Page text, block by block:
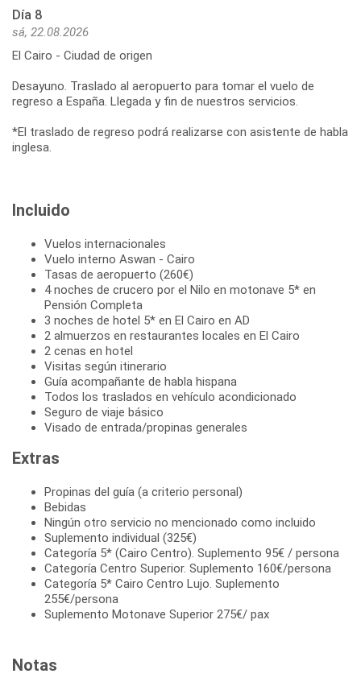
Día 8
sá, 22.08.2026
El Cairo - Ciudad de origen
Desayuno. Traslado al aeropuerto para tomar el vuelo de
regreso a España. Llegada y fin de nuestros servicios.
*El traslado de regreso podrá realizarse con asistente de habla
inglesa.
Incluido
Vuelos internacionales
Vuelo interno Aswan - Cairo
Tasas de aeropuerto (260€)
4 noches de crucero por el Nilo en motonave 5* en
Pensión Completa
3 noches de hotel 5* en El Cairo en AD
2 almuerzos en restaurantes locales en El Cairo
2 cenas en hotel
Visitas según itinerario
Guía acompañante de habla hispana
Todos los traslados en vehículo acondicionado
Seguro de viaje básico
Visado de entrada/propinas generales
Extras
Propinas del guía (a criterio personal)
Bebidas
Ningún otro servicio no mencionado como incluido
Suplemento individual (325€)
Categoría 5* (Cairo Centro). Suplemento 95€ / persona
Categoría Centro Superior. Suplemento 160€/persona
Categoría 5* Cairo Centro Lujo. Suplemento
255€/persona
Suplemento Motonave Superior 275€/ pax
Notas